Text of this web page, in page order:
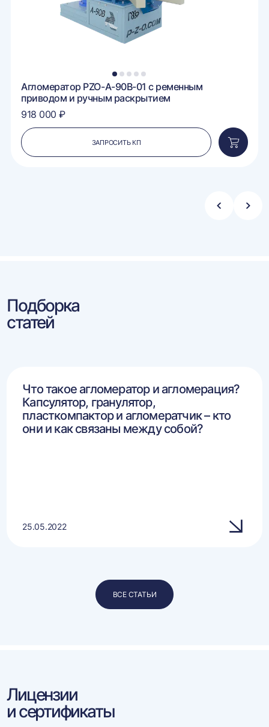
1 2 3 4 5
Агломератор PZO-A-90B-01 с ременным
приводом и ручным раскрытием
918 000 ₽
ЗАПРОСИТЬ КП
в
Стрелка
Подборка
статей
Что такое агломератор и агломерация?
Капсулятор, гранулятор,
пласткомпактор и агломератчик – кто
они и как связаны между собой?
25.05.2022
ВСЕ СТАТЬИ
Лицензии
и сертификаты